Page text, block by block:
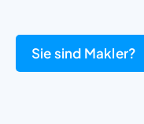
Sie sind Makler?